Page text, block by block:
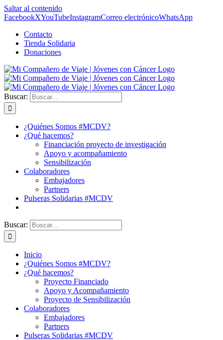
Saltar al contenido
FacebookXYouTubeInstagramCorreo electrónicoWhatsApp
Contacto
Tienda Solidaria
Donaciones
Buscar:
¿Quiénes Somos #MCDV?
¿Qué hacemos?
Financiación proyecto de investigación
Apoyo y acompañamiento
Sensibilización
Colaboradores
Embajadores
Partners
Pulseras Solidarias #MCDV
Buscar:
Inicio
¿Quiénes Somos #MCDV?
¿Qué hacemos?
Proyecto Financiado
Apoyo y Acompañamiento
Proyecto de Sensibilización
Colaboradores
Embajadores
Partners
Pulseras Solidarias #MCDV